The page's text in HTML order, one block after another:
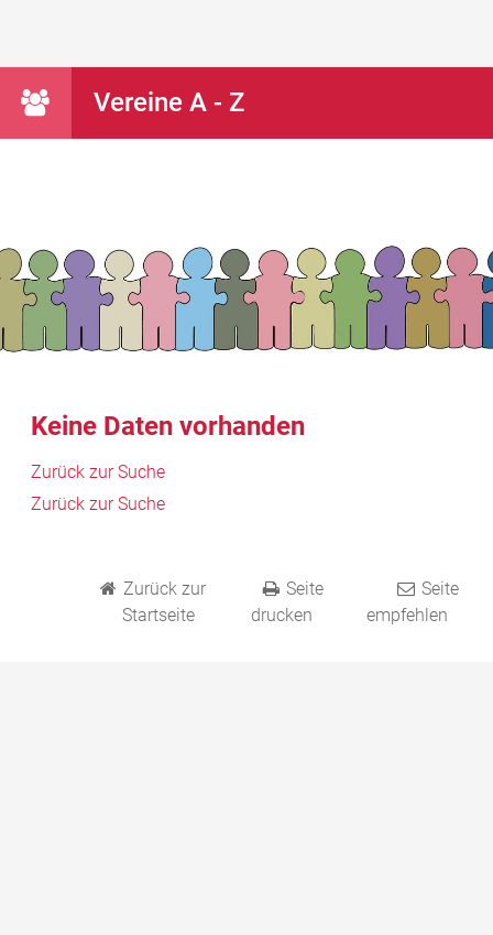
Vereine A - Z
Keine Daten vorhanden
Zurück zur Suche
Zurück zur Suche
Zurück zur
Startseite
Seite
drucken
Seite
empfehlen